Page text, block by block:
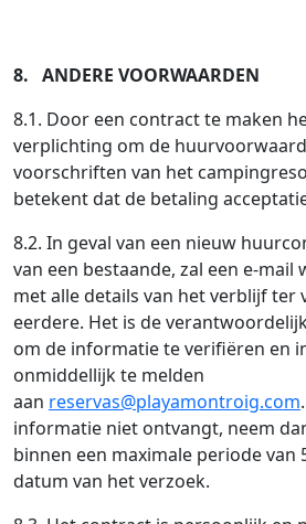
8. ANDERE VOORWAARDEN
8.1. Door een contract te maken
verplichting om de
voorschriften van het
betekent dat de betaling
8.2. In geval van een nieuw
van een bestaande, zal een e-mail
met alle details van het verblijf ter
eerdere. Het is de
om de informatie te verifiëren en
onmiddellijk te melden
aan reservas@playamontroig.com
informatie niet ontvangt, neem
binnen een maximale periode van
datum van het verzoek.